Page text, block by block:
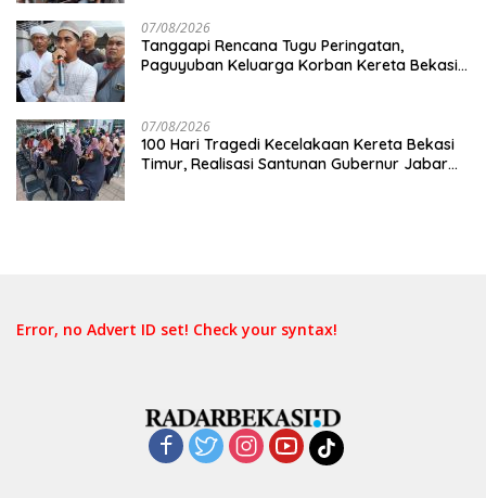
07/08/2026
Tanggapi Rencana Tugu Peringatan,
Paguyuban Keluarga Korban Kereta Bekasi
07/08/2026
100 Hari Tragedi Kecelakaan Kereta Bekasi
Timur, Realisasi Santunan Gubernur Jabar
Error, no Advert ID set! Check your syntax!